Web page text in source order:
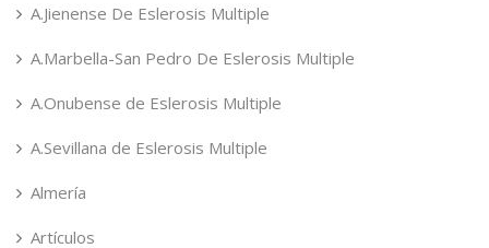
A.Jienense De Eslerosis Multiple
A.Marbella-San Pedro De Eslerosis Multiple
A.Onubense de Eslerosis Multiple
A.Sevillana de Eslerosis Multiple
Almería
Artículos